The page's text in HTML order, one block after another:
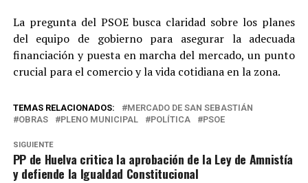
La pregunta del PSOE busca claridad sobre los planes
del equipo de gobierno para asegurar la adecuada
financiación y puesta en marcha del mercado, un punto
crucial para el comercio y la vida cotidiana en la zona.
TEMAS RELACIONADOS:
MERCADO DE SAN SEBASTIÁN
OBRAS
PLENO MUNICIPAL POLÍTICA PSOE
SIGUIENTE
PP de Huelva critica la aprobación de la Ley de Amnistía
y defiende la Igualdad Constitucional